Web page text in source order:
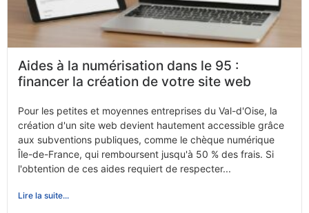
Aides à la numérisation dans le 95 :
financer la création de votre site web
Pour les petites et moyennes entreprises du Val-d'Oise, la
création d'un site web devient hautement accessible grâce
aux subventions publiques, comme le chèque numérique
Île-de-France, qui remboursent jusqu'à 50 % des frais. Si
l'obtention de ces aides requiert de respecter...
Lire la suite...